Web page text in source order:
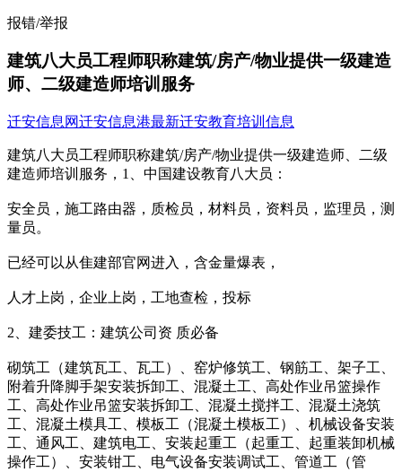
报错/举报
建筑八大员工程师职称建筑/房产/物业提供一级建造
师、二级建造师培训服务
迁安信息网迁安信息港最新迁安教育培训信息
建筑八大员工程师职称建筑/房产/物业提供一级建造师、二级
建造师培训服务，1、中国建设教育八大员：
安全员，施工路由器，质检员，材料员，资料员，监理员，测
量员。
已经可以从隹建部官网进入，含金量爆表，
人才上岗，企业上岗，工地查检，投标
2、建委技工：建筑公司资 质必备
砌筑工（建筑瓦工、瓦工）、窑炉修筑工、钢筋工、架子工、
附着升降脚手架安装拆卸工、混凝土工、高处作业吊篮操作
工、高处作业吊篮安装拆卸工、混凝土搅拌工、混凝土浇筑
工、混凝土模具工、模板工（混凝土模板工）、机械设备安装
工、通风工、建筑电工、安装起重工（起重工、起重装卸机械
操作工）、安装钳工、电气设备安装调试工、管道工（管